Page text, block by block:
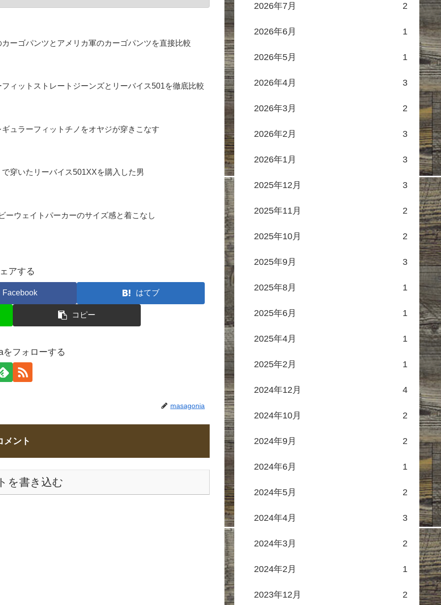
ーゴパンツとアメリカ軍のカーゴパンツを直接比較
ィットストレートジーンズとリーバイス501を徹底比較
ュラーフィットチノをオヤジが穿きこなす
穿いたリーバイス501XXを購入した男
ーウェイトパーカーのサイズ感と着こなし
アする
Facebook はてブ
コピー
をフォローする
masagonia
メント
を書き込む
2026年7月 2
2026年6月 1
2026年5月 1
2026年4月 3
2026年3月 2
2026年2月 3
2026年1月 3
2025年12月 3
2025年11月 2
2025年10月 2
2025年9月 3
2025年8月 1
2025年6月 1
2025年4月 1
2025年2月 1
2024年12月 4
2024年10月 2
2024年9月 2
2024年6月 1
2024年5月 2
2024年4月 3
2024年3月 2
2024年2月 1
2023年12月 2